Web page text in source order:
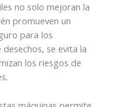
no solo mejoran la
promueven un
para los
se evita la
los riesgos de